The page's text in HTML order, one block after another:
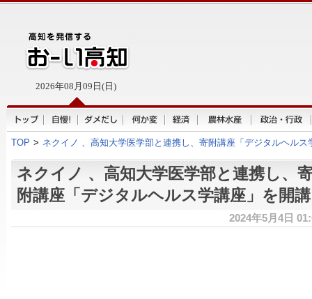
2026年08月09日(日)
TOP > ネクイノ 、高知大学医学部と連携し、寄附講座「デジタルヘルス
ネクイノ 、高知大学医学部と連携し、
附講座「デジタルヘルス学講座」を開講
2024年5月4日